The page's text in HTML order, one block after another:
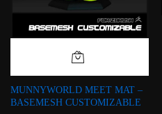
MUNNYWORLD MEET MAT –
BASEMESH CUSTOMIZABLE